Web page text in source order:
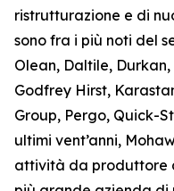
ristrutturazione e di
sono fra i più noti del
Olean, Daltile,
Godfrey Hirst,
Group, Pergo, Quick-
ultimi vent’anni,
attività da produttore